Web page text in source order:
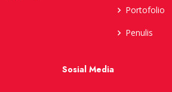
Portofolio
Penulis
Sosial Media